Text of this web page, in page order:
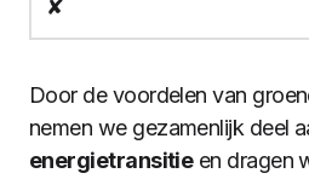
✘
Door de voordelen van
nemen we gezamenlijk deel
energietransitieen dragen